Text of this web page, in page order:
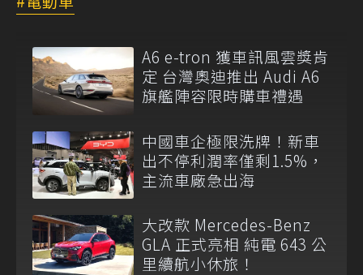
A6 e-tron 獲車訊風雲獎肯
定 台灣奧迪推出 Audi A6
旗艦陣容限時購車禮遇
中國車企極限洗牌！新車
出不停利潤率僅剩1.5%，
主流車廠急出海
大改款 Mercedes-Benz
GLA 正式亮相 純電 643 公
里續航小休旅！